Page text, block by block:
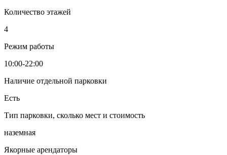
Количество этажей
4
Режим работы
10:00-22:00
Наличие отдельной парковки
Есть
Тип парковки, сколько мест и стоимость
наземная
Якорные арендаторы